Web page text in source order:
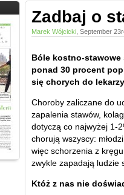
Zadbaj o
Marek Wójcicki , September
Bóle kostno-
ponad 30 procent
się chorych do
Choroby zaliczane do
zapalenia stawów,
dotyczą co najwyżej 1-
chorują wszyscy:
więc schorzenia z kręgu
zwykle zapadają ludzie
Któż z nas nie